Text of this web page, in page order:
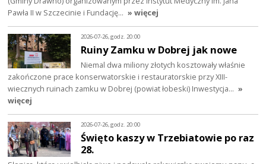
Pawła II w Szczecinie i Fundację… » więcej
2026-07-26, godz. 20:00
Ruiny Zamku w Dobrej jak nowe
Niemal dwa miliony złotych kosztowały właśnie
zakończone prace konserwatorskie i restauratorskie przy XIII-
wiecznych ruinach zamku w Dobrej (powiat łobeski) Inwestycja… »
więcej
2026-07-26, godz. 20:00
Święto kaszy w Trzebiatowie po raz
28.